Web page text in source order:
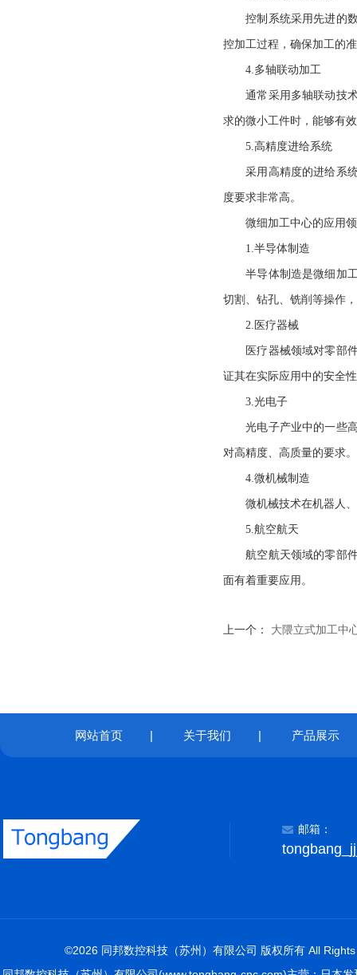
控制系统采用先进的数
控加工过程，确保加工的
4.多轴联动加工
通常采用多轴联动技术
求的微小工件时，能够有
5.高精度进给系统
采用高精度的进给系统
度要求非常高。
微细加工中心的应用领
1.半导体制造
半导体制造是微细加工
切割、钻孔、铣削等操作
2.医疗器械
医疗器械领域对零部件
证其在实际应用中的安全
3.光电子
光电子产业中的一些高
对高精度、高质量的要求。
4.微机械制造
微机械技术在机器人、
5.航空航天
航空航天领域的零部件
面有着重要应用。
上一个： 大隈立式加工中
网站首页 | 关于我们 | 产品展示
邮箱：
©2026 同邦数控科技（苏州）有限公司 版权所有 All